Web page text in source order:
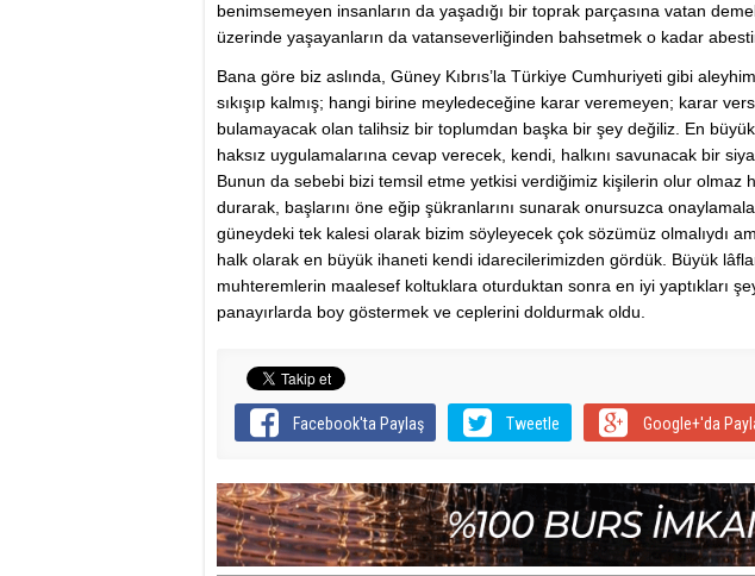
benimsemeyen insanların da yaşadığı bir toprak parçasına vatan
üzerinde yaşayanların da vatanseverliğinden bahsetmek o kadar
Bana göre biz aslında, Güney Kıbrıs’la Türkiye Cumhuriyeti gibi
sıkışıp kalmış; hangi birine meyledeceğine karar veremeyen; karar
bulamayacak olan talihsiz bir toplumdan başka bir şey değiliz. En büyük
haksız uygulamalarına cevap verecek, kendi, halkını savunacak bir
Bunun da sebebi bizi temsil etme yetkisi verdiğimiz kişilerin olur olmaz
durarak, başlarını öne eğip şükranlarını sunarak onursuzca
güneydeki tek kalesi olarak bizim söyleyecek çok sözümüz olmalıydı
halk olarak en büyük ihaneti kendi idarecilerimizden gördük. Büyük
muhteremlerin maalesef koltuklara oturduktan sonra en iyi yaptıkları
panayırlarda boy göstermek ve ceplerini doldurmak oldu.
Facebook'ta Paylaş Tweetle Google+'da